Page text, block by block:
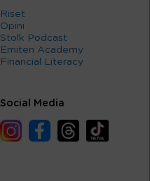
Riset
Opini
Stolk Podcast
Emiten Academy
Financial Literacy
Social Media